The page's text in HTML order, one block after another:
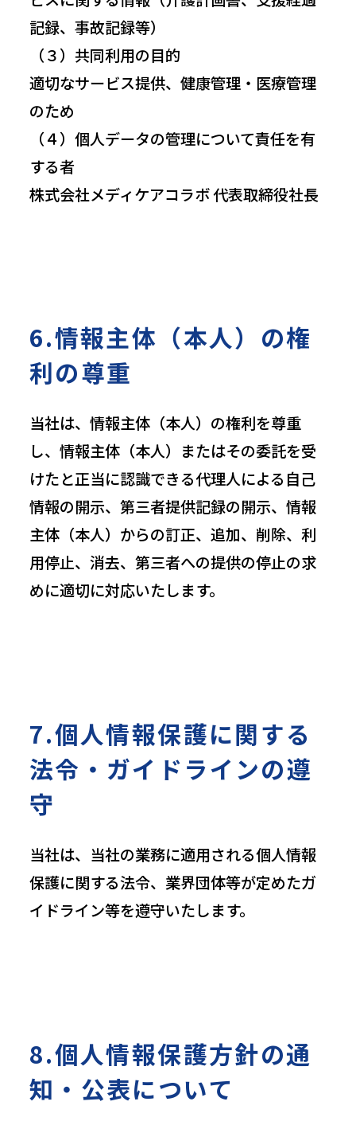
記録、事故記録等）
（３）共同利用の目的
適切なサービス提供、健康管理・医療管理
のため
（４）個人データの管理について責任を有
する者
株式会社メディケアコラボ 代表取締役社長
6.情報主体（本人）の権
利の尊重
当社は、情報主体（本人）の権利を尊重
し、情報主体（本人）またはその委託を受
けたと正当に認識できる代理人による自己
情報の開示、第三者提供記録の開示、情報
主体（本人）からの訂正、追加、削除、利
用停止、消去、第三者への提供の停止の求
めに適切に対応いたします。
7.個人情報保護に関する
法令・ガイドラインの遵
守
当社は、当社の業務に適用される個人情報
保護に関する法令、業界団体等が定めたガ
イドライン等を遵守いたします。
8.個人情報保護方針の通
知・公表について